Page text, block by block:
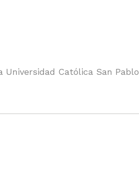
Católica San Pablo